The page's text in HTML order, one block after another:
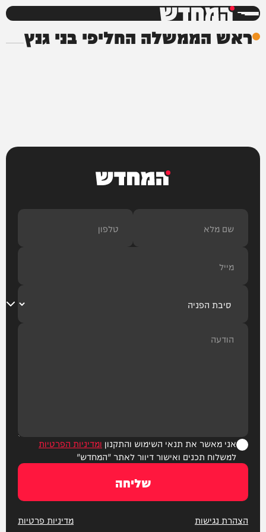
המחדש
ראש הממשלה החליפי בני גנץ
המחדש
אני מאשר את תנאי השימוש והתקנון ומדיניות הפרטיות
למשלוח תכנים ואישור דיוור לאתר "המחדש"
שליחה
הצהרת נגישות מדיניות פרטיות